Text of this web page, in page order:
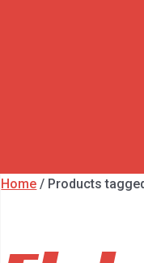
Home / Products